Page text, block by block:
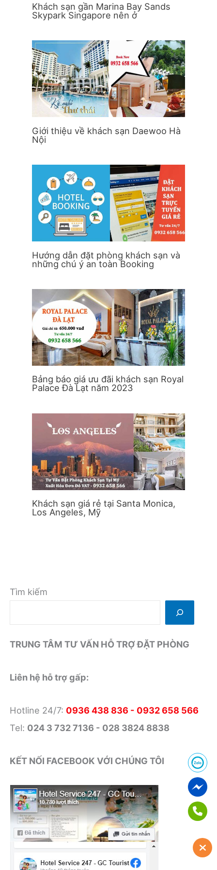
Khách sạn gần Marina Bay Sands
Skypark Singapore nên ở
Giới thiệu về khách sạn Daewoo Hà
Nội
Hướng dẫn đặt phòng khách sạn và
những chú ý an toàn Booking
Bảng báo giá ưu đãi khách sạn Royal
Palace Đà Lạt năm 2023
Khách sạn giá rẻ tại Santa Monica,
Los Angeles, Mỹ
Tìm kiếm
TRUNG TÂM TƯ VẤN HỖ TRỢ ĐẶT PHÒNG
Liên hệ hỗ trợ gấp:
Hotline 24/7: 0936 438 836 - 0932 658 566
Tel: 024 3 732 7136 - 028 3824 8838
KẾT NỐI FACEBOOK VỚI CHÚNG TÔI